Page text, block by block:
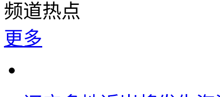
频道热点
更多